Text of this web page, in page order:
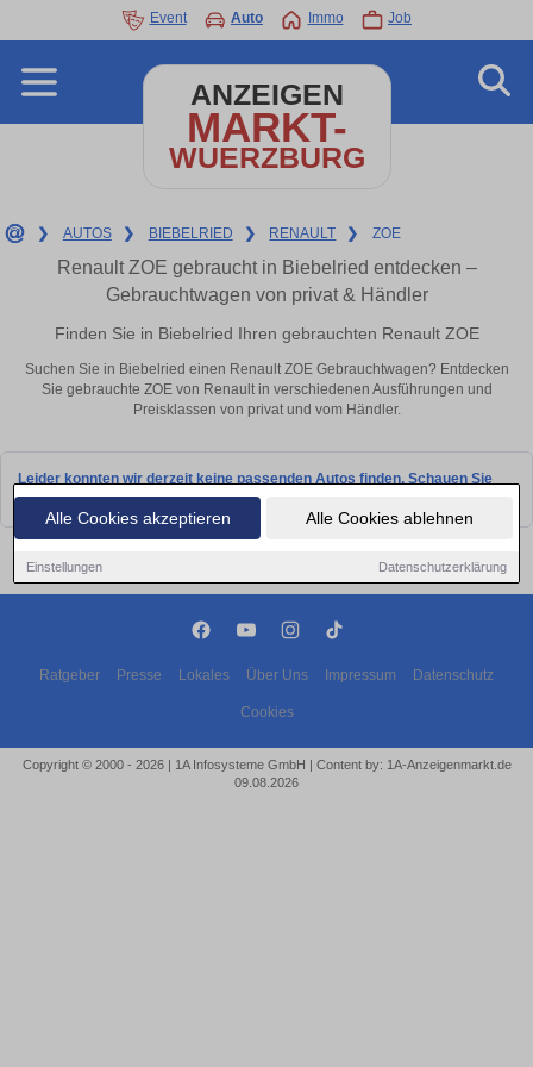
Alle Cookies akzeptieren Alle Cookies ablehnen
Einstellungen Datenschutzerklärung
Event Auto Immo Job
ANZEIGEN
MARKT-
WUERZBURG
❯ AUTOS ❯ BIEBELRIED ❯ RENAULT ❯ ZOE
Renault ZOE gebraucht in Biebelried entdecken –
Gebrauchtwagen von privat & Händler
Finden Sie in Biebelried Ihren gebrauchten Renault ZOE
Suchen Sie in Biebelried einen Renault ZOE Gebrauchtwagen? Entdecken
Sie gebrauchte ZOE von Renault in verschiedenen Ausführungen und
Preisklassen von privat und vom Händler.
Leider konnten wir derzeit keine passenden Autos finden. Schauen Sie
bald wieder vorbei!
Ratgeber Presse Lokales Über Uns Impressum Datenschutz
Cookies
Copyright © 2000 - 2026 | 1A Infosysteme GmbH | Content by: 1A-Anzeigenmarkt.de
09.08.2026